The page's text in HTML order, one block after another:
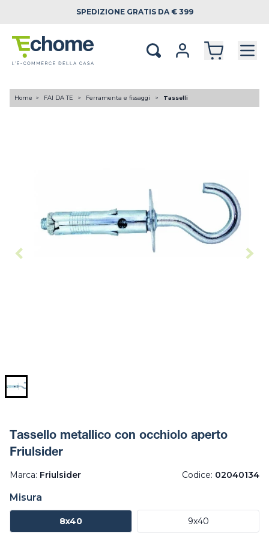
SPEDIZIONE GRATIS DA € 399
Home FAI DA TE Ferramenta e fissaggi Tasselli
Tassello metallico con occhiolo aperto
Friulsider
Marca: Friulsider Codice: 02040134
Misura
8x40 9x40